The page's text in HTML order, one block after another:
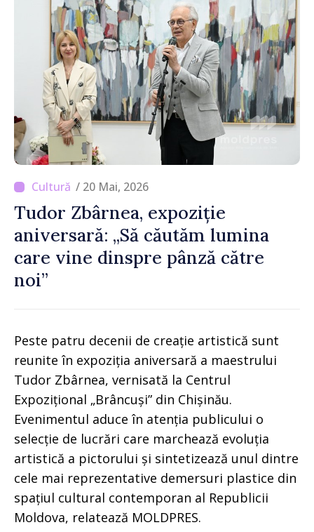
/ 20 Mai, 2026
Tudor Zbârnea, expoziție
aniversară: „Să căutăm lumina
care vine dinspre pânză către
noi”
Peste patru decenii de creație artistică sunt
reunite în expoziția aniversară a maestrului
Tudor Zbârnea, vernisată la Centrul
Expozițional „Brâncuși” din Chișinău.
Evenimentul aduce în atenția publicului o
selecție de lucrări care marchează evoluția
artistică a pictorului și sintetizează unul dintre
cele mai reprezentative demersuri plastice din
spațiul cultural contemporan al Republicii
Moldova, relatează MOLDPRES.